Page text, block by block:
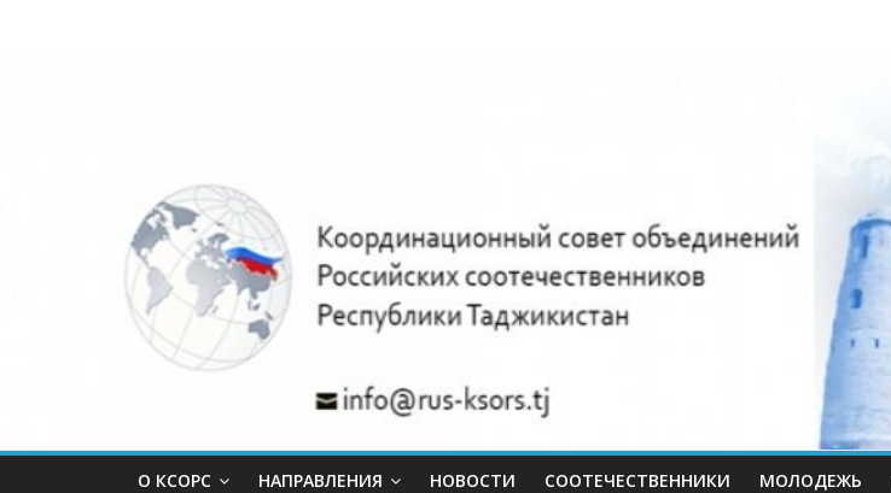
объединений
российских
соотечественников
Республики
Таджикистан.
О КСОРС НАПРАВЛЕНИЯ НОВОСТИ СООТЕЧЕСТВЕННИКИ МОЛОДЕЖЬ